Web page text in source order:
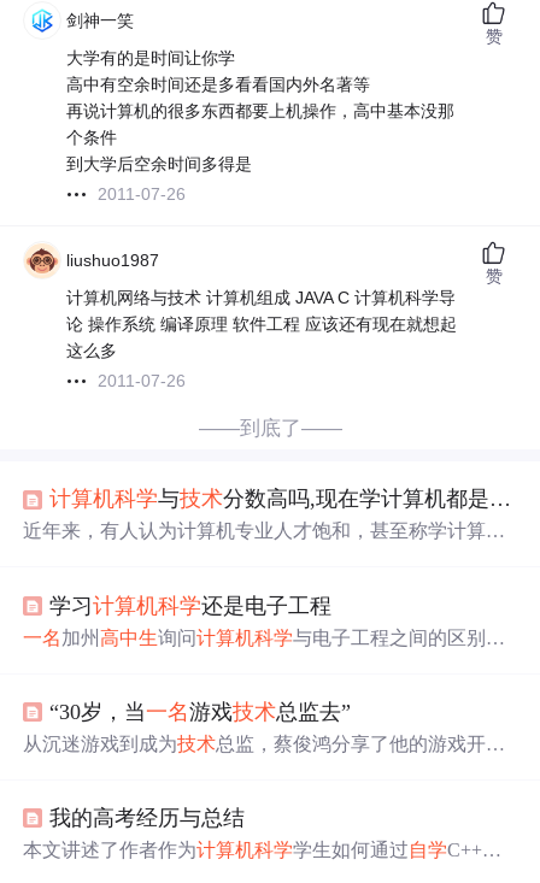
剑神一笑
大学有的是时间让你学
高中有空余时间还是多看看国内外名著等
再说计算机的很多东西都要上机操作，高中基本没那
个条件
到大学后空余时间多得是
2011-07-26
赞
liushuo1987
计算机网络与技术 计算机组成 JAVA C 计算机科学导
论 操作系统 编译原理 软件工程 应该还有现在就想起
这么多
2011-07-26
赞
——到底了——
计算机科学与技术分数高吗,现在学计算机都是傻子？千万别学
近年来，有人认为计算机专业人才饱和，甚至称学计算机
业难题。实际上，计算机科学与 技术
境好。对编程感兴趣的考生，如果具备一定数学基础，可
学习计算机科学还是电子工程
一名加州高中生询问计算机科学与电子工程之间的区别，
“30岁，当一名游戏技术总监去”
从沉迷游戏到成为技术总监，蔡俊鸿分享了他的游戏开发
我的高考经历与总结
本文讲述了作者作为计算机科学学生如何通过自学C++，